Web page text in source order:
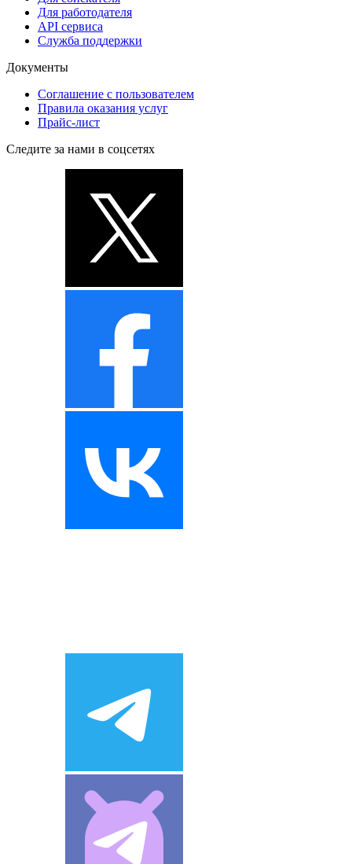
Для работодателя
API сервиса
Служба поддержки
Документы
Соглашение с пользователем
Правила оказания услуг
Прайс-лист
Следите за нами в соцсетях